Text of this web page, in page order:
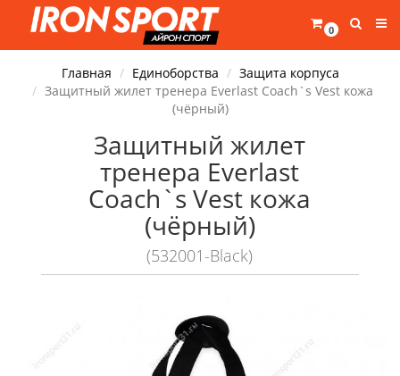
0
Главная Единоборства
Защита корпуса
Защитный жилет тренера Everlast Coach`s Vest кожа
(чёрный)
Защитный жилет
тренера Everlast
Coach`s Vest кожа
(чёрный)
(532001-Black)